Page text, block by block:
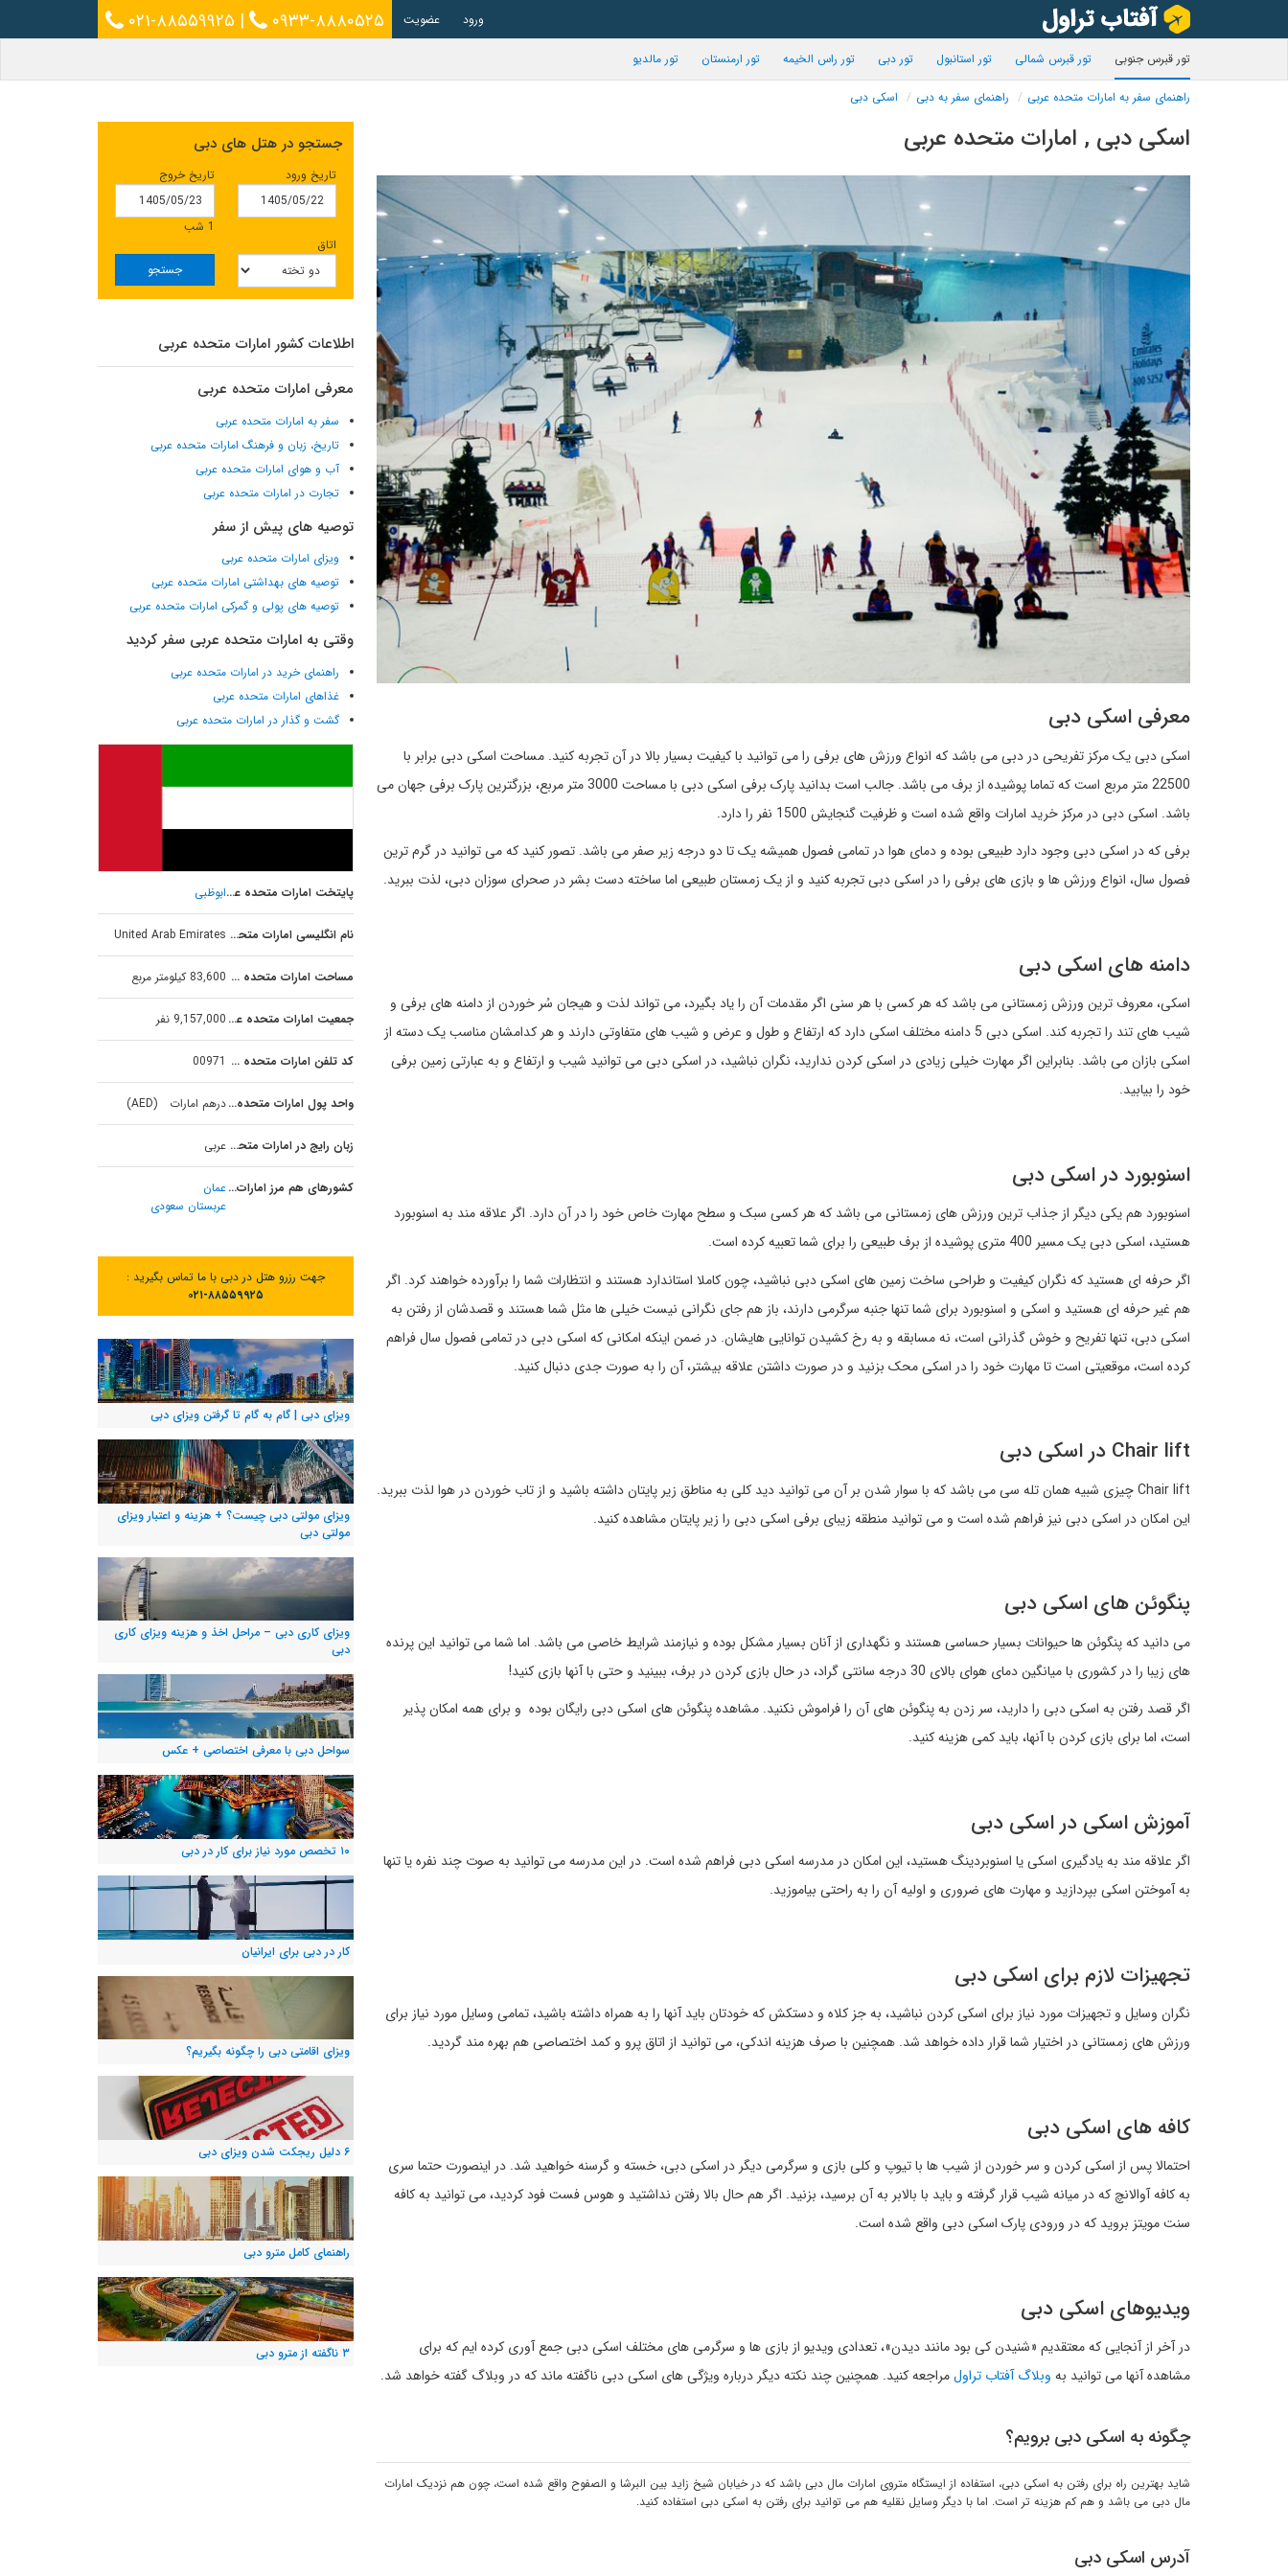
۰۲۱-۸۸۵۵۹۹۲۵ | ۰۹۳۳-۸۸۸۰۵۲۵ ورود عضویت
تور قبرس جنوبی تور قبرس شمالی تور استانبول تور دبی تور راس الخیمه تور ارمنستان تور مالدیو
راهنمای سفر به امارات متحده عربی راهنمای سفر به دبی اسکی دبی
اسکی دبی , امارات متحده عربی
معرفی اسکی دبی
اسکی دبی یک مرکز تفریحی در دبی می باشد که انواع ورزش های برفی را می توانید با کیفیت بسیار بالا در آن تجربه کنید. مساحت اسکی دبی برابر با
22500 متر مربع است که تماما پوشیده از برف می باشد. جالب است بدانید پارک برفی اسکی دبی با مساحت 3000 متر مربع، بزرگترین پارک برفی جهان می
باشد. اسکی دبی در مرکز خرید امارات واقع شده است و ظرفیت گنجایش 1500 نفر را دارد.
برفی که در اسکی دبی وجود دارد طبیعی بوده و دمای هوا در تمامی فصول همیشه یک تا دو درجه زیر صفر می باشد. تصور کنید که می توانید در گرم ترین
فصول سال، انواع ورزش ها و بازی های برفی را در اسکی دبی تجربه کنید و از یک زمستان طبیعی اما ساخته دست بشر در صحرای سوزان دبی، لذت ببرید.
دامنه های اسکی دبی
اسکی، معروف ترین ورزش زمستانی می باشد که هر کسی با هر سنی اگر مقدمات آن را یاد بگیرد، می تواند لذت و هیجان سُر خوردن از دامنه های برفی و
شیب های تند را تجربه کند. اسکی دبی 5 دامنه مختلف اسکی دارد که ارتفاع و طول و عرض و شیب های متفاوتی دارند و هر کدامشان مناسب یک دسته از
اسکی بازان می باشد. بنابراین اگر مهارت خیلی زیادی در اسکی کردن ندارید، نگران نباشید، در اسکی دبی می توانید شیب و ارتفاع و به عبارتی زمین برفی
خود را بیابید.
اسنوبورد در اسکی دبی
اسنوبورد هم یکی دیگر از جذاب ترین ورزش های زمستانی می باشد که هر کسی سبک و سطح مهارت خاص خود را در آن دارد. اگر علاقه مند به اسنوبورد
هستید، اسکی دبی یک مسیر 400 متری پوشیده از برف طبیعی را برای شما تعبیه کرده است.
اگر حرفه ای هستید که نگران کیفیت و طراحی ساخت زمین های اسکی دبی نباشید، چون کاملا استاندارد هستند و انتظارات شما را برآورده خواهند کرد. اگر
هم غیر حرفه ای هستید و اسکی و اسنوبورد برای شما تنها جنبه سرگرمی دارند، باز هم جای نگرانی نیست خیلی ها مثل شما هستند و قصدشان از رفتن به
اسکی دبی، تنها تفریح و خوش گذرانی است، نه مسابقه و به رخ کشیدن توانایی هایشان. در ضمن اینکه امکانی که اسکی دبی در تمامی فصول سال فراهم
کرده است، موقعیتی است تا مهارت خود را در اسکی محک بزنید و در صورت داشتن علاقه بیشتر، آن را به صورت جدی دنبال کنید.
Chair lift در اسکی دبی
Chair lift چیزی شبیه همان تله سی می باشد که با سوار شدن بر آن می توانید دید کلی به مناطق زیر پایتان داشته باشید و از تاب خوردن در هوا لذت ببرید.
این امکان در اسکی دبی نیز فراهم شده است و می توانید منطقه زیبای برفی اسکی دبی را زیر پایتان مشاهده کنید.
پنگوئن های اسکی دبی
می دانید که پنگوئن ها حیوانات بسیار حساسی هستند و نگهداری از آنان بسیار مشکل بوده و نیازمند شرایط خاصی می باشد. اما شما می توانید این پرنده
های زیبا را در کشوری با میانگین دمای هوای بالای 30 درجه سانتی گراد، در حال بازی کردن در برف، ببینید و حتی با آنها بازی کنید!
اگر قصد رفتن به اسکی دبی را دارید، سر زدن به پنگوئن های آن را فراموش نکنید. مشاهده پنگوئن های اسکی دبی رایگان بوده و برای همه امکان پذیر
است، اما برای بازی کردن با آنها، باید کمی هزینه کنید.
آموزش اسکی در اسکی دبی
اگر علاقه مند به یادگیری اسکی یا اسنوبردینگ هستید، این امکان در مدرسه اسکی دبی فراهم شده است. در این مدرسه می توانید به صوت چند نفره یا تنها
به آموختن اسکی بپردازید و مهارت های ضروری و اولیه آن را به راحتی بیاموزید.
تجهیزات لازم برای اسکی دبی
نگران وسایل و تجهیزات مورد نیاز برای اسکی کردن نباشید، به جز کلاه و دستکش که خودتان باید آنها را به همراه داشته باشید، تمامی وسایل مورد نیاز برای
ورزش های زمستانی در اختیار شما قرار داده خواهد شد. همچنین با صرف هزینه اندکی، می توانید از اتاق پرو و کمد اختصاصی هم بهره مند گردید.
کافه های اسکی دبی
احتمالا پس از اسکی کردن و سر خوردن از شیب ها با تیوپ و کلی بازی و سرگرمی دیگر در اسکی دبی، خسته و گرسنه خواهید شد. در اینصورت حتما سری
به کافه آوالانچ که در میانه شیب قرار گرفته و باید با بالابر به آن برسید، بزنید. اگر هم حال بالا رفتن نداشتید و هوس فست فود کردید، می توانید به کافه
سنت مویتز بروید که در ورودی پارک اسکی دبی واقع شده است.
ویدیوهای اسکی دبی
در آخر از آنجایی که معتقدیم «شنیدن کی بود مانند دیدن»، تعدادی ویدیو از بازی ها و سرگرمی های مختلف اسکی دبی جمع آوری کرده ایم که برای
مشاهده آنها می توانید به وبلاگ آفتاب تراولمراجعه کنید. همچنین چند نکته دیگر درباره ویژگی های اسکی دبی ناگفته ماند که در وبلاگ گفته خواهد شد.
چگونه به اسکی دبی برویم؟
شاید بهترین راه برای رفتن به اسکی دبی، استفاده از ایستگاه متروی امارات مال دبی باشد که در خیابان شیخ زاید بین البرشا و الصفوح واقع شده است، چون هم نزدیک امارات
مال دبی می باشد و هم کم هزینه تر است. اما با دیگر وسایل نقلیه هم می توانید برای رفتن به اسکی دبی استفاده کنید.
آدرس اسکی دبی
جستجو در هتل های دبی
تاریخ ورود تاریخ خروج
1 شب
اتاق
جستجو
اطلاعات کشور امارات متحده عربی
معرفی امارات متحده عربی
سفر به امارات متحده عربی
تاریخ، زبان و فرهنگ امارات متحده عربی
آب و هوای امارات متحده عربی
تجارت در امارات متحده عربی
توصیه های پیش از سفر
ویزای امارات متحده عربی
توصیه های بهداشتی امارات متحده عربی
توصیه های پولی و گمرکی امارات متحده عربی
وقتی به امارات متحده عربی سفر کردید
راهنمای خرید در امارات متحده عربی
غذاهای امارات متحده عربی
گشت و گذار در امارات متحده عربی
پایتخت امارات متحده عربیابوظبی
نام انگلیسی امارات متحده عربی United Arab Emirates
مساحت امارات متحده عربی 83,600 کیلومتر مربع
جمعیت امارات متحده عربی 9,157,000 نفر
کد تلفن امارات متحده عربی 00971
واحد پول امارات متحده عربیدرهم امارات (AED)
زبان رایج در امارات متحده عربی عربی
کشورهای هم مرز امارات متحده عربیعمان
عربستان سعودی
جهت رزرو هتل در دبی با ما تماس بگیرید :
۰۲۱-۸۸۵۵۹۹۲۵
ویزای دبی | گام به گام تا گرفتن ویزای دبی
ویزای مولتی دبی چیست؟ + هزینه و اعتبار ویزای
مولتی دبی
ویزای کاری دبی – مراحل اخذ و هزینه ویزای کاری
دبی
سواحل دبی با معرفی اختصاصی + عکس
۱۰ تخصص مورد نیاز برای کار در دبی
کار در دبی برای ایرانیان
ویزای اقامتی دبی را چگونه بگیریم؟
۶ دلیل ریجکت شدن ویزای دبی
راهنمای کامل مترو دبی
۳ ناگفته از مترو دبی